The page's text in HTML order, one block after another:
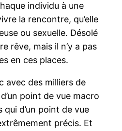
individu à une
la rencontre, qu’elle
ou sexuelle. Désolé
rêve, mais il n’y a pas
en ces places.
avec des milliers de
point de vue macro
qui d’un point de vue
précis. Et